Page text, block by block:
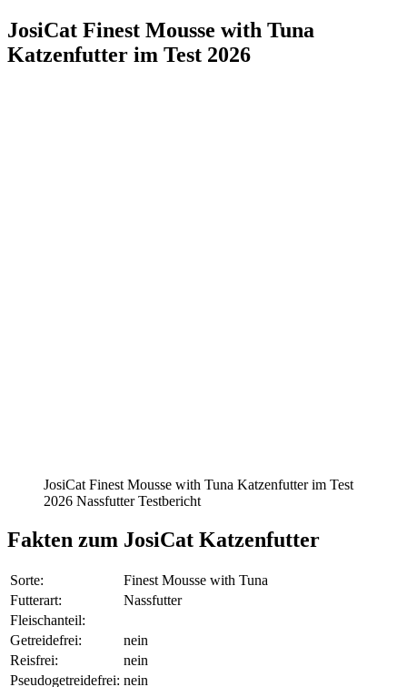
JosiCat Finest Mousse with Tuna
Katzenfutter im Test 2026
JosiCat Finest Mousse with Tuna Katzenfutter im Test
2026 Nassfutter Testbericht
Fakten zum JosiCat Katzenfutter
Sorte:
Finest Mousse with Tuna
Futterart:
Nassfutter
Fleischanteil:
Getreidefrei:
nein
Reisfrei:
nein
Pseudogetreidefrei: nein